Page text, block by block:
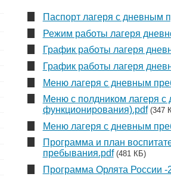
Паспорт лагеря с дневным
Режим работы лагеря
График работы лагеря
График работы лагеря
Меню лагеря с дневным
Меню с полдником лагеря
функционирования).pdf (347
Меню лагеря с дневным
Программа и план
пребывания.pdf (481 КБ)
Программа Орлята России -